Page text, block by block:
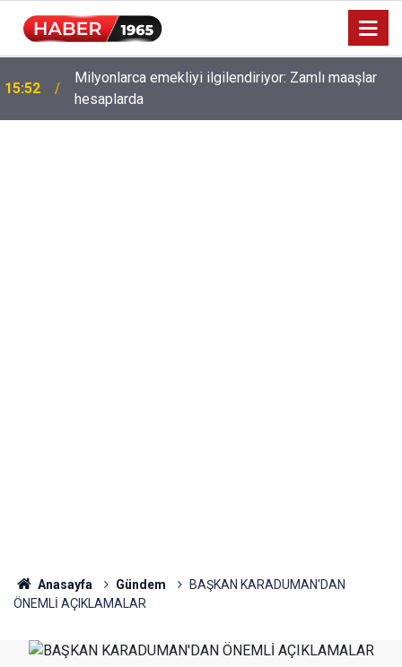
15:52
Milyonlarca emekliyi ilgilendiriyor: Zamlı maaşlar
hesaplarda
Anasayfa Gündem
BAŞKAN KARADUMAN'DAN
ÖNEMLİ AÇIKLAMALAR